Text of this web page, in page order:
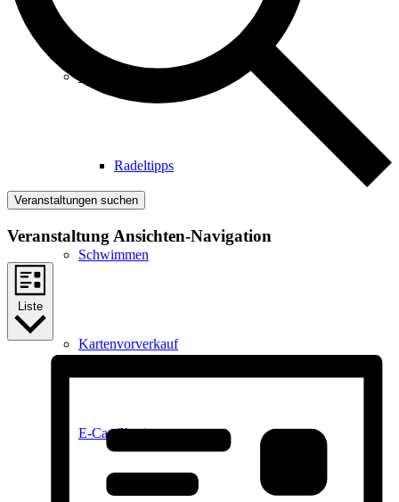
Radeltipps
Schwimmen
Kartenvorverkauf
E-Car-Sharing
Veranstaltungen suchen
Veranstaltung Ansichten-Navigation
Liste